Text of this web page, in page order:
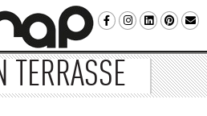
TERRASSE